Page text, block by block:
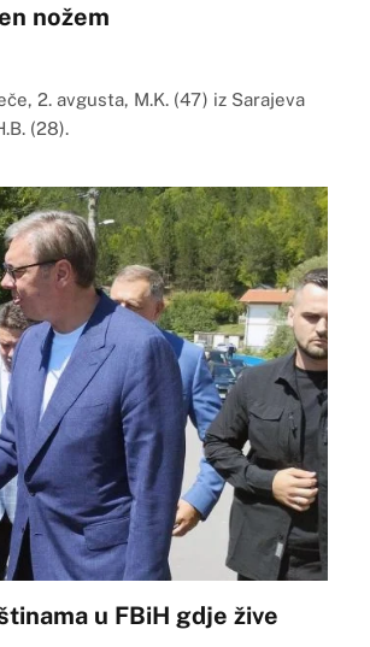
nožem
2. avgusta, M.K. (47) iz Sarajeva
(28).
u FBiH gdje žive